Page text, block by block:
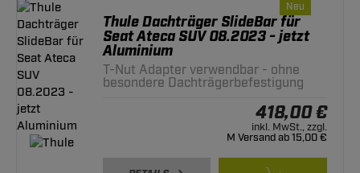
Neu
Thule Dachträger SlideBar für
Seat Ateca SUV 08.2023 - jetzt
Aluminium
T-Nut Adapter verwendbar - ohne
besondere Dachträgerbefestigung
418,00 €
inkl. MwSt., zzgl.
M Versand ab 15,00 €